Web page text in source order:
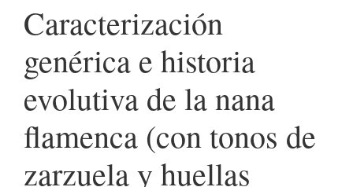
Caracterización
genérica e historia
evolutiva de la nana
flamenca (con tonos de
zarzuela y huellas